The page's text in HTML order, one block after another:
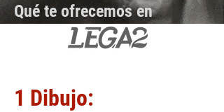
Qué te ofrecemos en
1 Dibujo: